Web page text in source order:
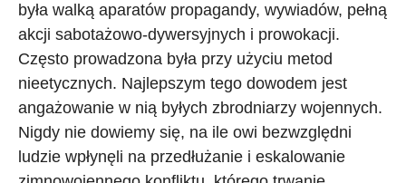
była walką aparatów propagandy, wywiadów, pełną
akcji sabotażowo-dywersyjnych i prowokacji.
Często prowadzona była przy użyciu metod
nieetycznych. Najlepszym tego dowodem jest
angażowanie w nią byłych zbrodniarzy wojennych.
Nigdy nie dowiemy się, na ile owi bezwzględni
ludzie wpłynęli na przedłużanie i eskalowanie